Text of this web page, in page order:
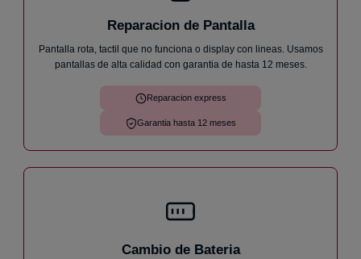
He llevado mi móvil un Samsung A33 ya que no me
cargaba, me ha atendido Andrés de forma increíble
funciona perfectamente. Sin dudas cuando me pase
algo, volveré.
Reparacion de Pantalla
Pantalla rota, tactil que no funciona o display con lineas. Usamos
pantallas de alta calidad con garantia de hasta 12 meses.
Reparacion express
Garantia hasta 12 meses
Cambio de Bateria